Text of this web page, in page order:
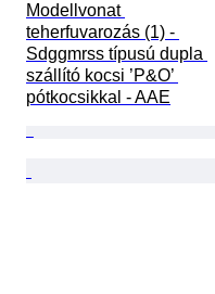
Modellvonat
teherfuvarozás (1) -
Sdggmrss típusú dupla
szállító kocsi ’P&O’
pótkocsikkal - AAE